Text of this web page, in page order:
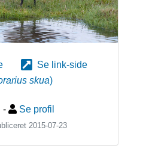
Se link-side
skua)
- Se profil
2015-07-23